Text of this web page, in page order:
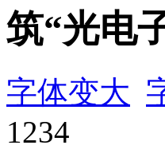
筑“光电
字体变大
1234